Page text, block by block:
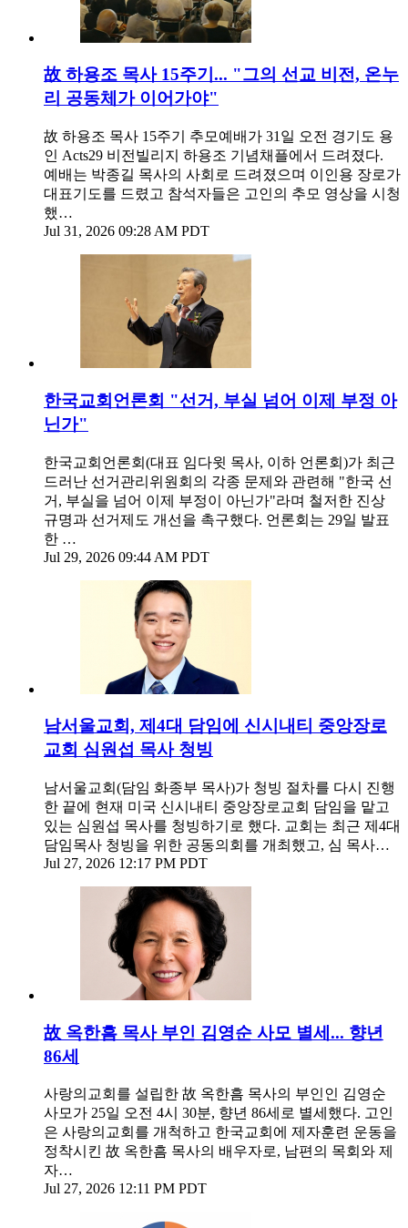
故 하용조 목사 15주기... "그의 선교 비전, 온누
리 공동체가 이어가야"
故 하용조 목사 15주기 추모예배가 31일 오전 경기도 용
인 Acts29 비전빌리지 하용조 기념채플에서 드려졌다.
예배는 박종길 목사의 사회로 드려졌으며 이인용 장로가
대표기도를 드렸고 참석자들은 고인의 추모 영상을 시청
했…
Jul 31, 2026 09:28 AM PDT
한국교회언론회 "선거, 부실 넘어 이제 부정 아
닌가"
한국교회언론회(대표 임다윗 목사, 이하 언론회)가 최근
드러난 선거관리위원회의 각종 문제와 관련해 "한국 선
거, 부실을 넘어 이제 부정이 아닌가"라며 철저한 진상
규명과 선거제도 개선을 촉구했다. 언론회는 29일 발표
한 …
Jul 29, 2026 09:44 AM PDT
남서울교회, 제4대 담임에 신시내티 중앙장로
교회 심원섭 목사 청빙
남서울교회(담임 화종부 목사)가 청빙 절차를 다시 진행
한 끝에 현재 미국 신시내티 중앙장로교회 담임을 맡고
있는 심원섭 목사를 청빙하기로 했다. 교회는 최근 제4대
담임목사 청빙을 위한 공동의회를 개최했고, 심 목사…
Jul 27, 2026 12:17 PM PDT
故 옥한흠 목사 부인 김영순 사모 별세... 향년
86세
사랑의교회를 설립한 故 옥한흠 목사의 부인인 김영순
사모가 25일 오전 4시 30분, 향년 86세로 별세했다. 고인
은 사랑의교회를 개척하고 한국교회에 제자훈련 운동을
정착시킨 故 옥한흠 목사의 배우자로, 남편의 목회와 제
자…
Jul 27, 2026 12:11 PM PDT